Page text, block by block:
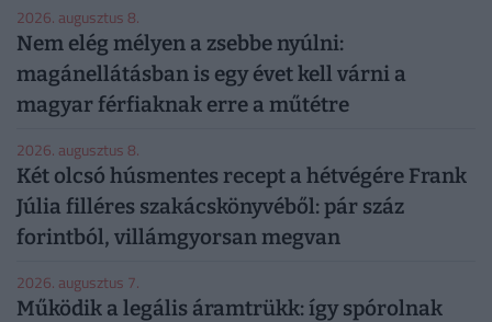
2026. augusztus 8.
Nem elég mélyen a zsebbe nyúlni:
magánellátásban is egy évet kell várni a
magyar férfiaknak erre a műtétre
2026. augusztus 8.
Két olcsó húsmentes recept a hétvégére Frank
Júlia filléres szakácskönyvéből: pár száz
forintból, villámgyorsan megvan
2026. augusztus 7.
Működik a legális áramtrükk: így spórolnak